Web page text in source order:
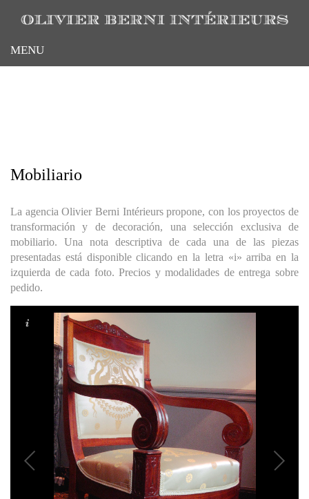
principal
MENU
Mobiliario
La agencia Olivier Berni Intérieurs propone, con los proyectos de
transformación y de decoración, una selección exclusiva de
mobiliario. Una nota descriptiva de cada una de las piezas
presentadas está disponible clicando en la letra «i» arriba en la
izquierda de cada foto. Precios y modalidades de entrega sobre
pedido.